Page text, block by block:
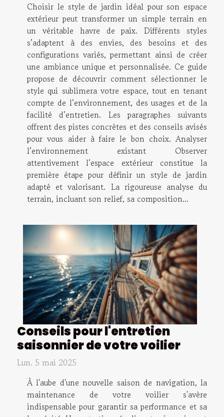
Choisir le style de jardin idéal pour son espace
extérieur peut transformer un simple terrain en
un véritable havre de paix. Différents styles
s’adaptent à des envies, des besoins et des
configurations variés, permettant ainsi de créer
une ambiance unique et personnalisée. Ce guide
propose de découvrir comment sélectionner le
style qui sublimera votre espace, tout en tenant
compte de l’environnement, des usages et de la
facilité d’entretien. Les paragraphes suivants
offrent des pistes concrètes et des conseils avisés
pour vous aider à faire le bon choix. Analyser
l’environnement existant Observer
attentivement l’espace extérieur constitue la
première étape pour définir un style de jardin
adapté et valorisant. La rigoureuse analyse du
terrain, incluant son relief, sa composition...
Conseils pour l'entretien
saisonnier de votre voilier
Lun. 5 mai 2025
À l'aube d'une nouvelle saison de navigation, la
maintenance de votre voilier s'avère
indispensable pour garantir sa performance et sa